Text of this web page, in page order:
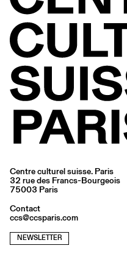
Centre culturel suisse. Paris
32 rue des Francs-Bourgeois
75003 Paris
Contact
ccs@ccsparis.com
NEWSLETTER